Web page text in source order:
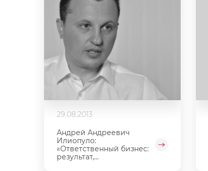
29.08.2013
Андрей Андреевич
Илиопуло:
«Ответственный бизнес:
результат,...